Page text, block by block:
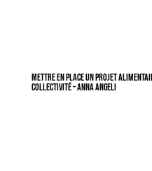
Mettre en place un projet
collectivité – Anna Angeli